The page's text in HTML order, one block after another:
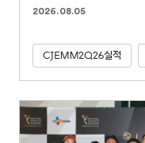
2026.08.05
CJEMM2Q26실적